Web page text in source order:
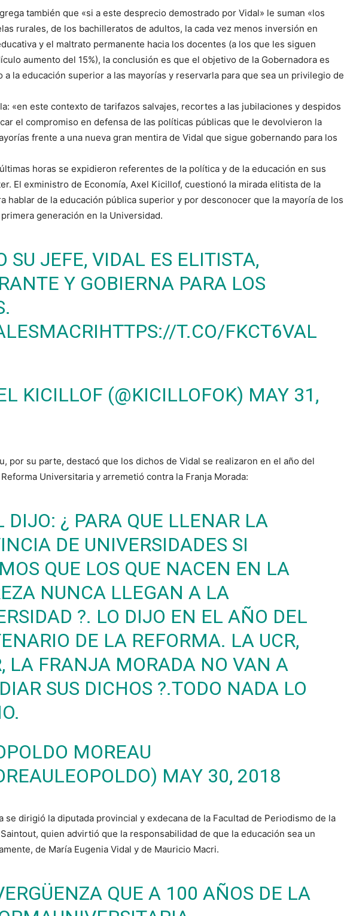
también que «si a este desprecio demostrado por Vidal» le suman «los
rurales, de los bachilleratos de adultos, la cada vez menos inversión en
y el maltrato permanente hacia los docentes (a los que les siguen
aumento del 15%), la conclusión es que el objetivo de la Gobernadora es
a la educación superior a las mayorías y reservarla para que sea un privilegio de
«en este contexto de tarifazos salvajes, recortes a las jubilaciones y despidos
el compromiso en defensa de las políticas públicas que le devolvieron la
frente a una nueva gran mentira de Vidal que sigue gobernando para los
horas se expidieron referentes de la política y de la educación en sus
El exministro de Economía, Axel Kicillof, cuestionó la mirada elitista de la
hablar de la educación pública superior y por desconocer que la mayoría de los
generación en la Universidad.
SU JEFE, VIDAL ES ELITISTA,
Y GOBIERNA PARA LOS
HTTPS://T.CO/FKCT6VAL
KICILLOF (@KICILLOFOK) MAY 31,
por su parte, destacó que los dichos de Vidal se realizaron en el año del
Universitaria y arremetió contra la Franja Morada:
DIJO: ¿ PARA QUE LLENAR LA
DE UNIVERSIDADES SI
QUE LOS QUE NACEN EN LA
NUNCA LLEGAN A LA
?. LO DIJO EN EL AÑO DEL
DE LA REFORMA. LA UCR,
LA FRANJA MORADA NO VAN A
SUS DICHOS ?.TODO NADA LO
MOREAU
MAY 30, 2018
se dirigió la diputada provincial y exdecana de la Facultad de Periodismo de la
quien advirtió que la responsabilidad de que la educación sea un
de María Eugenia Vidal y de Mauricio Macri.
QUE A 100 AÑOS DE LA